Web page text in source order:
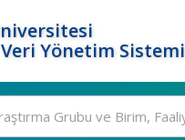
Yönetim Sistemi